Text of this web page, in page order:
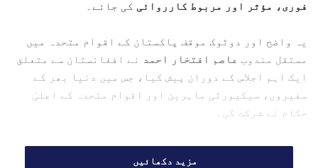
فوری، مؤثر اور مربوط کارروائی کی جائے۔
یہ واضح اور دوٹوک موقف پاکستان کے اقوام متحدہ میں
مستقل مندوب عاصم افتخار احمد نے افغانستان سے متعلق
ایک اہم اجلاس کے دوران پیش کیا، جس میں دنیا بھر کے
سفیروں، سیکیورٹی ماہرین اور اقوام متحدہ کے اعلیٰ
حکام نے شرکت کی۔
پاکستانی سفیر کا انتباہ: 60 سے
مزید دکھائیں